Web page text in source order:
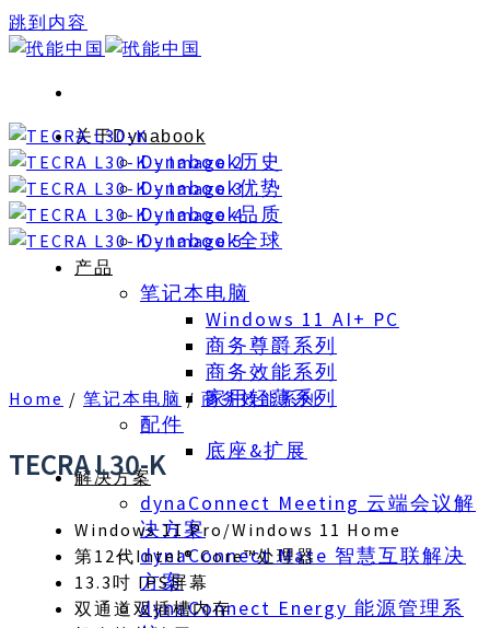
跳到内容
关于Dynabook
Dynabook历史
Dynabook优势
Dynabook品质
Dynabook全球
产品
笔记本电脑
Windows 11 AI+ PC
商务尊爵系列
商务效能系列
家用轻薄系列
配件
底座&扩展
解决方案
dynaConnect Meeting 云端会议解
决方案
dynaConnect Mate 智慧互联解决
方案
dynaConnect Energy 能源管理系
Home / 笔记本电脑 / 商务效能系列
TECRA L30-K
Windows 11 Pro/Windows 11 Home
第12代Intel® Core™处理器
13.3吋 IPS屏幕
双通道双插槽内存